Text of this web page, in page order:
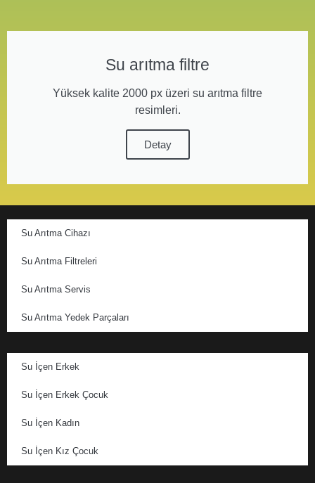
Su arıtma filtre
Yüksek kalite 2000 px üzeri su arıtma filtre
resimleri.
Detay
Su Arıtma Cihazı
Su Arıtma Filtreleri
Su Arıtma Servis
Su Arıtma Yedek Parçaları
Su İçen Erkek
Su İçen Erkek Çocuk
Su İçen Kadın
Su İçen Kız Çocuk